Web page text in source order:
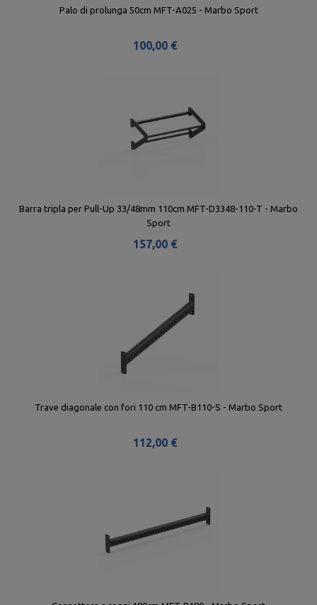
Palo di prolunga 50cm MFT-A025 - Marbo Sport
100,00 €
Barra tripla per Pull-Up 33/48mm 110cm MFT-D3348-110-T - Marbo
Sport
157,00 €
Trave diagonale con fori 110 cm MFT-B110-S - Marbo Sport
112,00 €